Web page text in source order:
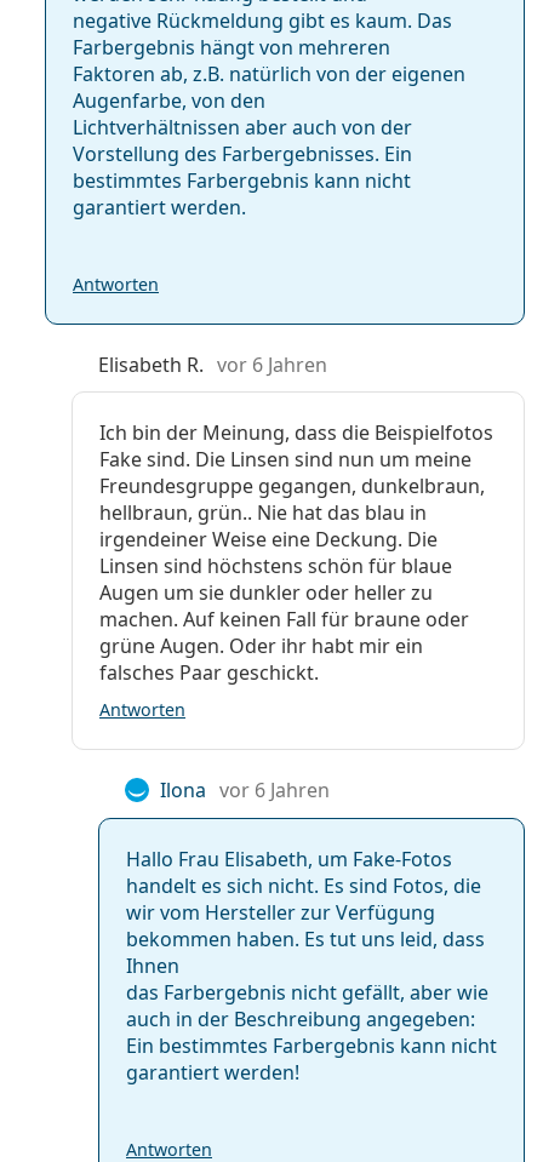
negative Rückmeldung gibt es kaum. Das
Farbergebnis hängt von mehreren
Faktoren ab, z.B. natürlich von der eigenen
Augenfarbe, von den
Lichtverhältnissen aber auch von der
Vorstellung des Farbergebnisses. Ein
bestimmtes Farbergebnis kann nicht
garantiert werden.
Antworten
Elisabeth R. vor 6 Jahren
Ich bin der Meinung, dass die Beispielfotos
Fake sind. Die Linsen sind nun um meine
Freundesgruppe gegangen, dunkelbraun,
hellbraun, grün.. Nie hat das blau in
irgendeiner Weise eine Deckung. Die
Linsen sind höchstens schön für blaue
Augen um sie dunkler oder heller zu
machen. Auf keinen Fall für braune oder
grüne Augen. Oder ihr habt mir ein
falsches Paar geschickt.
Antworten
Ilona vor 6 Jahren
Hallo Frau Elisabeth, um Fake-Fotos
handelt es sich nicht. Es sind Fotos, die
wir vom Hersteller zur Verfügung
bekommen haben. Es tut uns leid, dass
Ihnen
das Farbergebnis nicht gefällt, aber wie
auch in der Beschreibung angegeben:
Ein bestimmtes Farbergebnis kann nicht
garantiert werden!
Antworten